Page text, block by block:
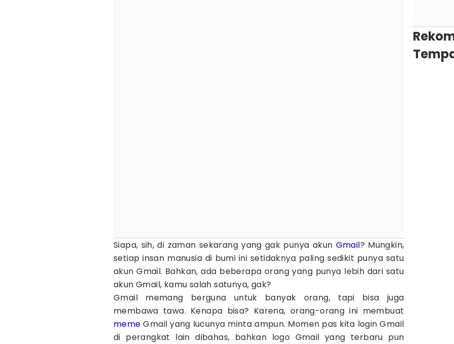
Siapa, sih, di zaman sekarang yang gak punya akun Gmail? Mungkin,
setiap insan manusia di bumi ini setidaknya paling sedikit punya satu
akun Gmail. Bahkan, ada beberapa orang yang punya lebih dari satu
akun Gmail, kamu salah satunya, gak?
Gmail memang berguna untuk banyak orang, tapi bisa juga
membawa tawa. Kenapa bisa? Karena, orang-orang ini membuat
meme Gmail yang lucunya minta ampun. Momen pas kita login Gmail
di perangkat lain dibahas, bahkan logo Gmail yang terbaru pun